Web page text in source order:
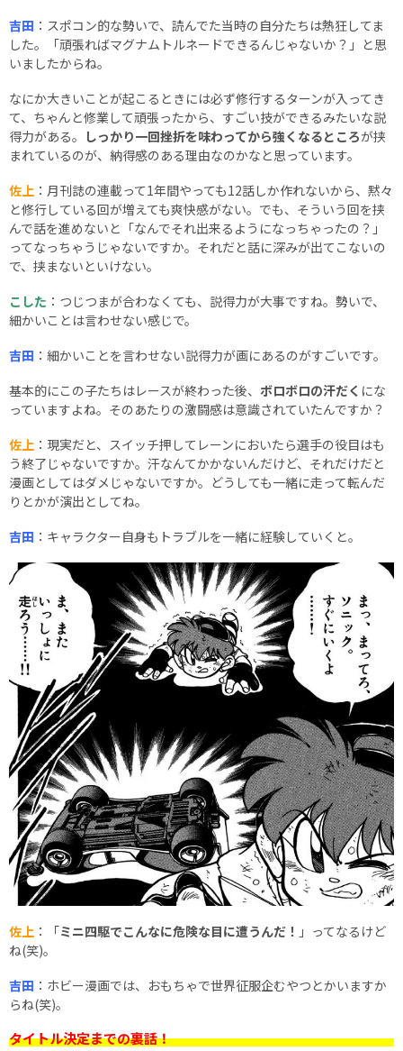
吉田 ：スポコン的な勢いで、読んでた当時の自分たちは熱狂してま
した。「頑張ればマグナムトルネードできるんじゃないか？」と思
いましたからね。
なにか大きいことが起こるときには必ず修行するターンが入ってき
て、ちゃんと修業して頑張ったから、すごい技ができるみたいな説
得力がある。 しっかり一回挫折を味わってから強くなるところが挟
まれているのが、納得感のある理由なのかなと思っています。
佐上 ：月刊誌の連載って1年間やっても12話しか作れないから、黙々
と修行している回が増えても爽快感がない。でも、そういう回を挟
んで話を進めないと「なんでそれ出来るようになっちゃったの？」
ってなっちゃうじゃないですか。それだと話に深みが出てこないの
で、挟まないといけない。
こした ：つじつまが合わなくても、説得力が大事ですね。勢いで、
細かいことは言わせない感じで。
吉田 ：細かいことを言わせない説得力が画にあるのがすごいです。
基本的にこの子たちはレースが終わった後、 ボロボロの汗だく にな
っていますよね。そのあたりの激闘感は意識されていたんですか？
佐上 ：現実だと、スイッチ押してレーンにおいたら選手の役目はも
う終了じゃないですか。汗なんてかかないんだけど、それだけだと
漫画としてはダメじゃないですか。どうしても一緒に走って転んだ
りとかが演出としてね。
吉田 ：キャラクター自身もトラブルを一緒に経験していくと。
佐上 ：「ミニ四駆でこんなに危険な目に遭うんだ！ 」ってなるけど
ね(笑)。
吉田 ：ホビー漫画では、おもちゃで世界征服企むやつとかいますか
らね(笑)。
タイトル決定までの裏話！